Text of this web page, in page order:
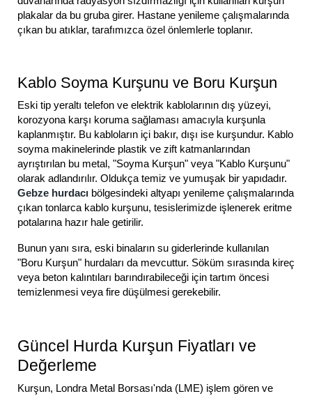
plakalar da bu gruba girer. Hastane yenileme çalışmalarında
çıkan bu atıklar, tarafımızca özel önlemlerle toplanır.
Kablo Soyma Kurşunu ve Boru Kurşun
Eski tip yeraltı telefon ve elektrik kablolarının dış yüzeyi,
korozyona karşı koruma sağlaması amacıyla kurşunla
kaplanmıştır. Bu kabloların içi bakır, dışı ise kurşundur. Kablo
soyma makinelerinde plastik ve zift katmanlarından
ayrıştırılan bu metal, "Soyma Kurşun" veya "Kablo Kurşunu"
olarak adlandırılır. Oldukça temiz ve yumuşak bir yapıdadır.
Gebze hurdacı bölgesindeki altyapı yenileme çalışmalarında
çıkan tonlarca kablo kurşunu, tesislerimizde işlenerek eritme
potalarına hazır hale getirilir.
Bunun yanı sıra, eski binaların su giderlerinde kullanılan
"Boru Kurşun" hurdaları da mevcuttur. Söküm sırasında kireç
veya beton kalıntıları barındırabileceği için tartım öncesi
temizlenmesi veya fire düşülmesi gerekebilir.
Güncel Hurda Kurşun Fiyatları ve
Değerleme
Kurşun, Londra Metal Borsası'nda (LME) işlem gören ve